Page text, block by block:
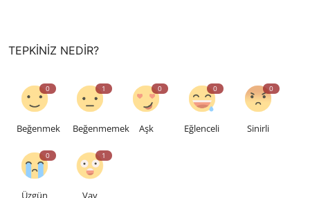
TEPKINIZ NEDIR?
0
Beğenmek
1
Beğenmemek
0
Aşk
0
Eğlenceli
0
Sinirli
0
Üzgün
1
Vay